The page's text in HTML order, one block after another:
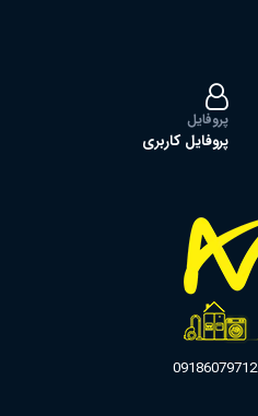
پروفایل
پروفایل کاربری
09186079712